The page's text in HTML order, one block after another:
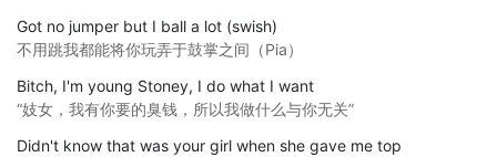
Got no jumper but I ball a lot (swish)
不用跳我都能将你玩弄于鼓掌之间（Pia）
Bitch, I'm young Stoney, I do what I want
“妓女，我有你要的臭钱，所以我做什么与你无关”
Didn't know that was your girl when she gave me top